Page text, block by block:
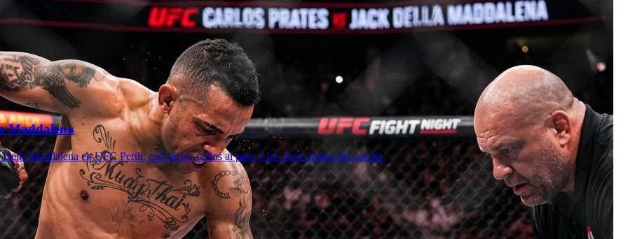
Maddalena
Maddalena en UFC Perth: calf kicks, codos al paso y los datos detras del nocaut.